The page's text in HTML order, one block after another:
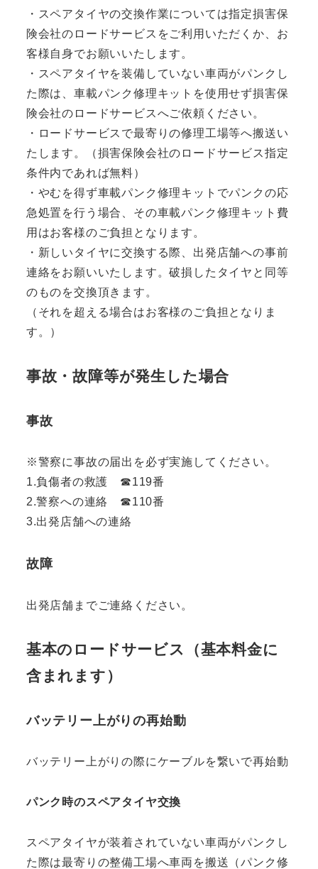
・スペアタイヤの交換作業については指定損害保
険会社のロードサービスをご利用いただくか、お
客様自身でお願いいたします。
・スペアタイヤを装備していない車両がパンクし
た際は、車載パンク修理キットを使用せず損害保
険会社のロードサービスへご依頼ください。
・ロードサービスで最寄りの修理工場等へ搬送い
たします。（損害保険会社のロードサービス指定
条件内であれば無料）
・やむを得ず車載パンク修理キットでパンクの応
急処置を行う場合、その車載パンク修理キット費
用はお客様のご負担となります。
・新しいタイヤに交換する際、出発店舗への事前
連絡をお願いいたします。破損したタイヤと同等
のものを交換頂きます。
（それを超える場合はお客様のご負担となりま
す。）
事故・故障等が発生した場合
事故
※警察に事故の届出を必ず実施してください。
1.負傷者の救護 ☎︎119番
2.警察への連絡 ☎︎110番
3.出発店舗への連絡
故障
出発店舗までご連絡ください。
基本のロードサービス（基本料金に
含まれます）
バッテリー上がりの再始動
バッテリー上がりの際にケーブルを繋いで再始動
パンク時のスペアタイヤ交換
スペアタイヤが装着されていない車両がパンクし
た際は最寄りの整備工場へ車両を搬送（パンク修